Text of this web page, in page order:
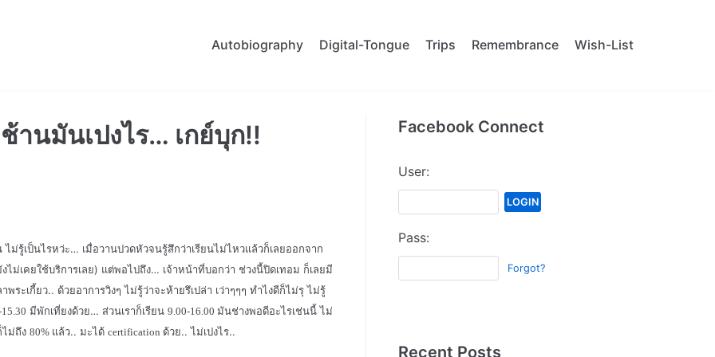
Autobiography Digital-Tongue Trips Remembrance Wish-List
นมันเปงไร… เกย์บุก!!
รู้เป็นไรหว่ะ… เมื่อวานปวดหัวจนรู้สึกว่าเรียนไม่ไหวแล้วก็เลยออกจาก
ไม่เคยใช้บริการเลย) แต่พอไปถึง… เจ้าหน้าที่บอกว่า ช่วงนี้ปิดเทอม ก็เลยมี
ระเกี้ยว.. ด้วยอาการวิงๆ ไม่รู้ว่าจะห้ายรึเปล่า เว่าๆๆๆ ทำไงดีก็ไม่รุ ไม่รู้
มีพักเที่ยงด้วย… ส่วนเราก็เรียน 9.00-16.00 มันช่างพอดีอะไรเช่นนี้ ไม่
ม่ถึง 80% แล้ว.. มะได้ certification ด้วย.. ไม่เปงไร..
Facebook Connect
User:
Pass:
Forgot?
Recent Posts